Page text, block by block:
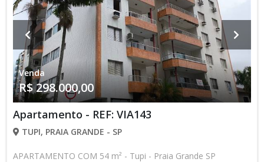
Venda
R$ 298.000,00
Apartamento - REF: VIA143
TUPI, PRAIA GRANDE - SP
APARTAMENTO COM 54 m² - Tupi - Praia Grande SP